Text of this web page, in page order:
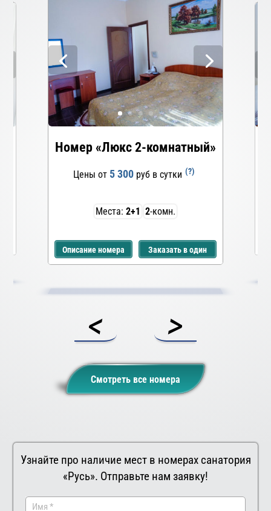
< >
Номер «Люкс 2-комнатный»
Цены от 5 300 руб в сутки (?)
Места:2+1 2-комн.
Описание номера
Заказать в один
клик
Смотреть все номера
Узнайте про наличие мест в номерах санатория
«Русь». Отправьте нам заявку!